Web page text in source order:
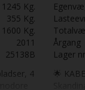
1245 Kg.
355 Kg.
1600 Kg.
2011
25138B
4
Årgang
Lager
🌟